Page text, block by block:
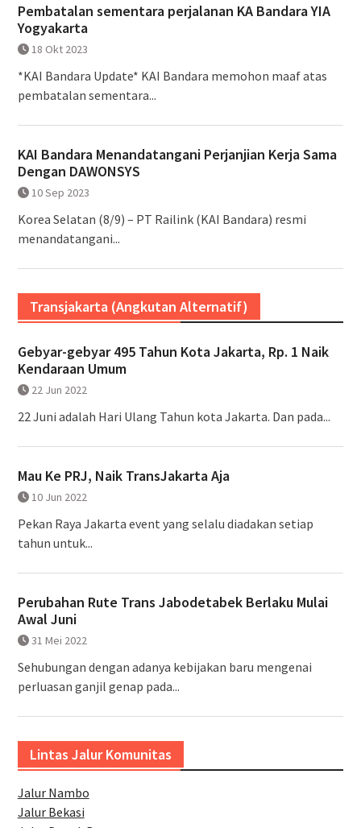
Pembatalan sementara perjalanan KA Bandara YIA
Yogyakarta
18 Okt 2023
*KAI Bandara Update* KAI Bandara memohon maaf atas
pembatalan sementara...
KAI Bandara Menandatangani Perjanjian Kerja Sama
Dengan DAWONSYS
10 Sep 2023
Korea Selatan (8/9) – PT Railink (KAI Bandara) resmi
menandatangani...
Transjakarta (Angkutan Alternatif)
Gebyar-gebyar 495 Tahun Kota Jakarta, Rp. 1 Naik
Kendaraan Umum
22 Jun 2022
22 Juni adalah Hari Ulang Tahun kota Jakarta. Dan pada...
Mau Ke PRJ, Naik TransJakarta Aja
10 Jun 2022
Pekan Raya Jakarta event yang selalu diadakan setiap
tahun untuk...
Perubahan Rute Trans Jabodetabek Berlaku Mulai
Awal Juni
31 Mei 2022
Sehubungan dengan adanya kebijakan baru mengenai
perluasan ganjil genap pada...
Lintas Jalur Komunitas
Jalur Nambo
Jalur Bekasi